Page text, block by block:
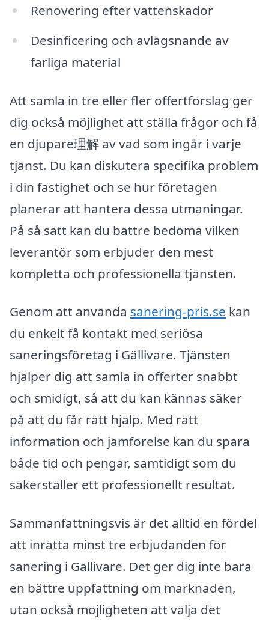
Renovering efter vattenskador
Desinficering och avlägsnande av
farliga material
Att samla in tre eller fler offertförslag ger
dig också möjlighet att ställa frågor och få
en djupare理解 av vad som ingår i varje
tjänst. Du kan diskutera specifika problem
i din fastighet och se hur företagen
planerar att hantera dessa utmaningar.
På så sätt kan du bättre bedöma vilken
leverantör som erbjuder den mest
kompletta och professionella tjänsten.
Genom att använda sanering-pris.se kan
du enkelt få kontakt med seriösa
saneringsföretag i Gällivare. Tjänsten
hjälper dig att samla in offerter snabbt
och smidigt, så att du kan kännas säker
på att du får rätt hjälp. Med rätt
information och jämförelse kan du spara
både tid och pengar, samtidigt som du
säkerställer ett professionellt resultat.
Sammanfattningsvis är det alltid en fördel
att inrätta minst tre erbjudanden för
sanering i Gällivare. Det ger dig inte bara
en bättre uppfattning om marknaden,
utan också möjligheten att välja det